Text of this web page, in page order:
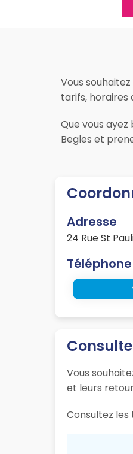
Vous
tarifs, horaires
Que vous
Begles et
Adresse
24 Rue St
Téléphone
Vous
et leurs
Consultez